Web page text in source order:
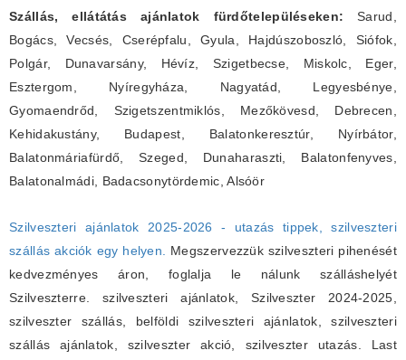
Szállás, ellátátás ajánlatok fürdőtelepüléseken:Sarud,
Bogács, Vecsés, Cserépfalu, Gyula, Hajdúszoboszló, Siófok,
Polgár, Dunavarsány, Hévíz, Szigetbecse, Miskolc, Eger,
Esztergom, Nyíregyháza, Nagyatád, Legyesbénye,
Gyomaendrőd, Szigetszentmiklós, Mezőkövesd, Debrecen,
Kehidakustány, Budapest, Balatonkeresztúr, Nyírbátor,
Balatonmáriafürdő, Szeged, Dunaharaszti, Balatonfenyves,
Balatonalmádi, Badacsonytördemic, Alsóör
Szilveszteri ajánlatok 2025-2026 - utazás tippek, szilveszteri
szállás akciók egy helyen.
Megszervezzük szilveszteri pihenését
kedvezményes áron, foglalja le nálunk szálláshelyét
Szilveszterre. szilveszteri ajánlatok, Szilveszter 2024-2025,
szilveszter szállás, belföldi szilveszteri ajánlatok, szilveszteri
szállás ajánlatok, szilveszter akció, szilveszter utazás. Last